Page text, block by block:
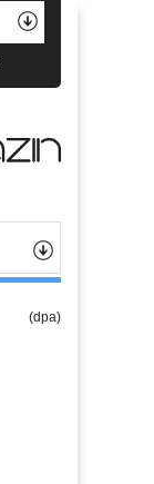
(dpa)